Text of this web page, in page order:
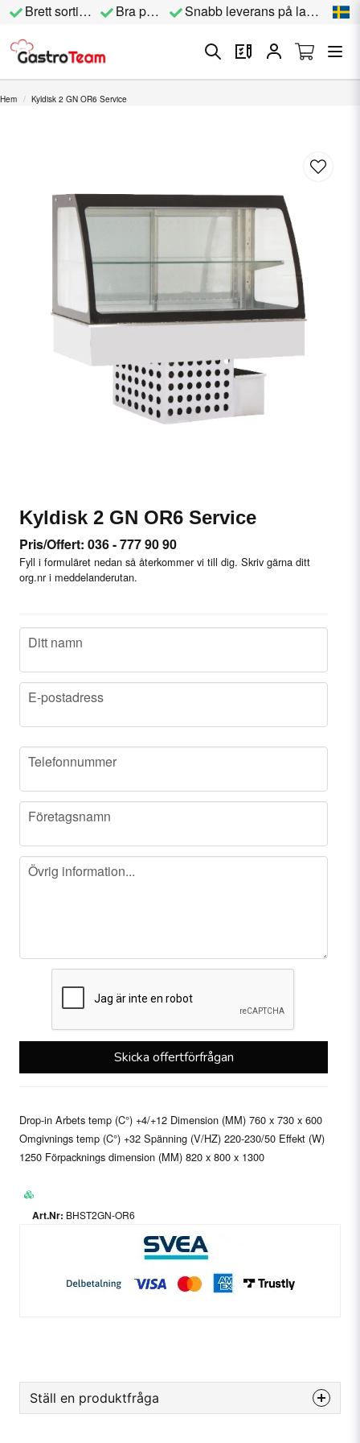
Brett sortiment Bra priser Snabb leverans på lagervara
Hem Kyldisk 2 GN OR6 Service
Kyldisk 2 GN OR6 Service
Pris/Offert: 036 - 777 90 90
Fyll i formuläret nedan så återkommer vi till dig. Skriv gärna ditt
org.nr i meddelanderutan.
name
Ditt namn
email
E-postadress
phone
Telefonnummer
company
Företagsnamn
message
Övrig information...
Skicka offertförfrågan
Drop-in Arbets temp (C°) +4/+12 Dimension (MM) 760 x 730 x 600
Omgivnings temp (C°) +32 Spänning (V/HZ) 220-230/50 Effekt (W)
1250 Förpacknings dimension (MM) 820 x 800 x 1300
BHST2GN-OR6
Ställ en produktfråga